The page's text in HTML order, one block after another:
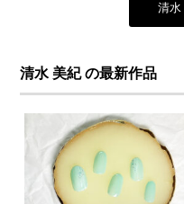
清水
清水 美紀 の最新作品